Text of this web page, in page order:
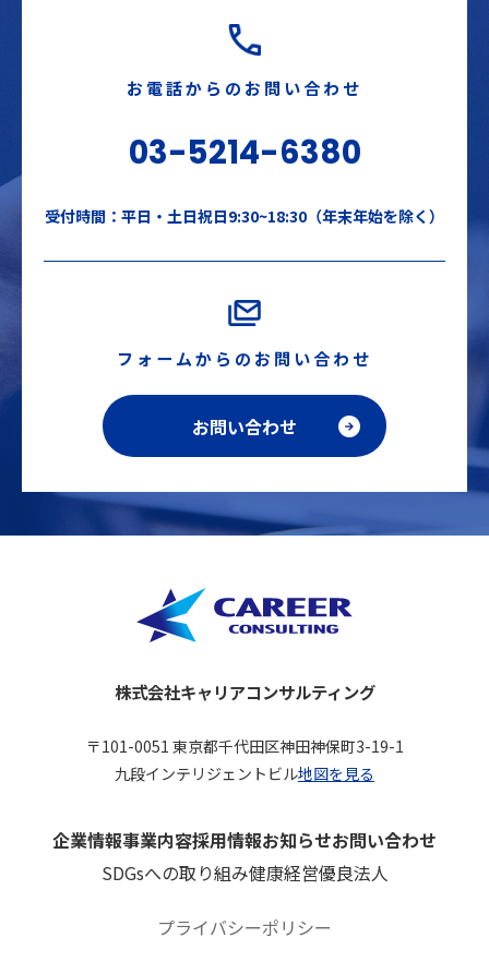
お電話からのお問い合わせ
03-5214-6380
受付時間：平日・土日祝日9:30~18:30（年末年始を除く）
フォームからのお問い合わせ
お問い合わせ
株式会社キャリアコンサルティング
〒101-0051 東京都千代田区神田神保町3-19-1
九段インテリジェントビル地図を見る
企業情報事業内容採用情報お知らせお問い合わせ
SDGsへの取り組み健康経営優良法人
プライバシーポリシー